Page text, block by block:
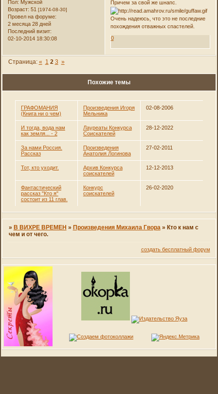
Пол: Мужской
Возраст: 51[1974-08-30]
Провел на форуме:
2 месяца 28 дней
Последний визит:
02-10-2014 18:30:08
Причем за свой же шнапс.
Очень надеюсь, что это не последние
похождения отважных спастелей.
0
Страница: « 1 2 3 »
Похожие темы
ГРАФОМАНИЯ
(Книга ни о чем)
Произведения Игоря
Мельника
02-08-2006
И тогда, вода нам
как земля... - 2
Лауреаты Конкурса
Соискателей
28-12-2022
За нами Россия.
Рассказ
Произведения
Анатолия Логинова
27-02-2011
Тот, кто уходит.
Архив Конкурса
соискателей
12-12-2013
Фантастический
рассказ "Кто я"
состоит из 11 глав.
Конкурс
соискателей
26-02-2020
» В ВИХРЕ ВРЕМЕН » Произведения Михаила Гвора » Кто к нам с
чем и от чего.
создать бесплатный форум